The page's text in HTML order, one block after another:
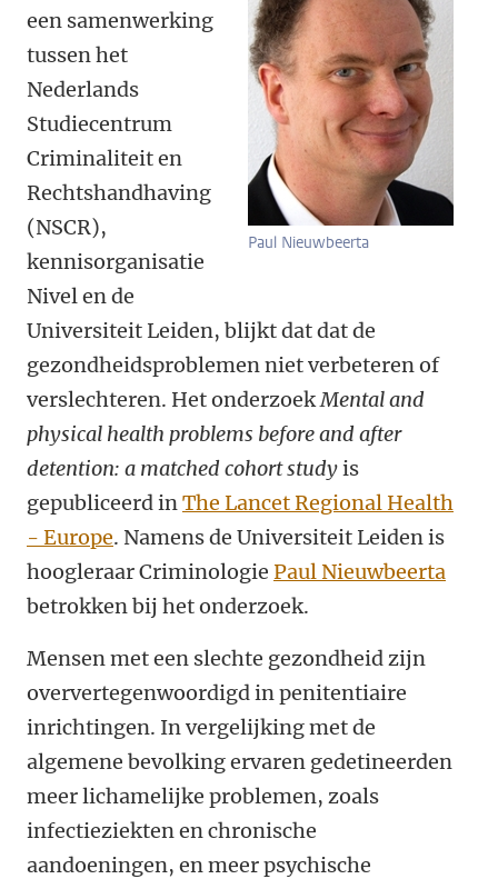
Paul Nieuwbeerta
een samenwerking
tussen het
Nederlands
Studiecentrum
Criminaliteit en
Rechtshandhaving
(NSCR),
kennisorganisatie
Nivel en de
Universiteit Leiden, blijkt datdat de
gezondheidsproblemen niet verbeteren of
verslechteren. Het onderzoekMental and
physical health problems before and after
detention: a matched cohort studyis
gepubliceerd inThe Lancet Regional Health
- Europe. Namens de Universiteit Leiden is
hoogleraar Criminologie Paul Nieuwbeerta
betrokken bij het onderzoek.
Mensen met een slechte gezondheid zijn
oververtegenwoordigd in penitentiaire
inrichtingen. In vergelijking met de
algemene bevolking ervaren gedetineerden
meer lichamelijke problemen, zoals
infectieziekten en chronische
aandoeningen, en meer psychische